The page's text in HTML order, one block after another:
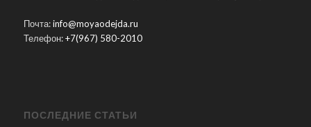
Почта:info@moyaodejda.ru
Телефон:+7(967) 580-2010
ПОСЛЕДНИЕ СТАТЬИ